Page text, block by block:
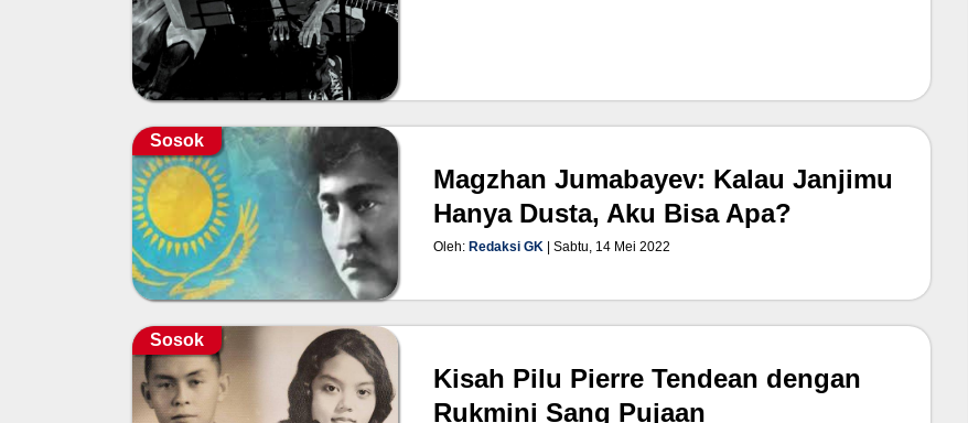
Sosok
Magzhan Jumabayev: Kalau Janjimu
Hanya Dusta, Aku Bisa Apa?
Oleh: Redaksi GK | Sabtu, 14 Mei 2022
Sosok
Kisah Pilu Pierre Tendean dengan
Rukmini Sang Pujaan